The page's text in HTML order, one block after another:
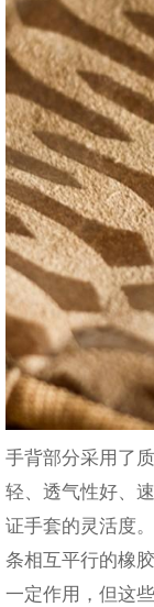
手背部分采用了
轻、透气性好、
证手套的灵活度
条相互平行的橡
一定作用，但这